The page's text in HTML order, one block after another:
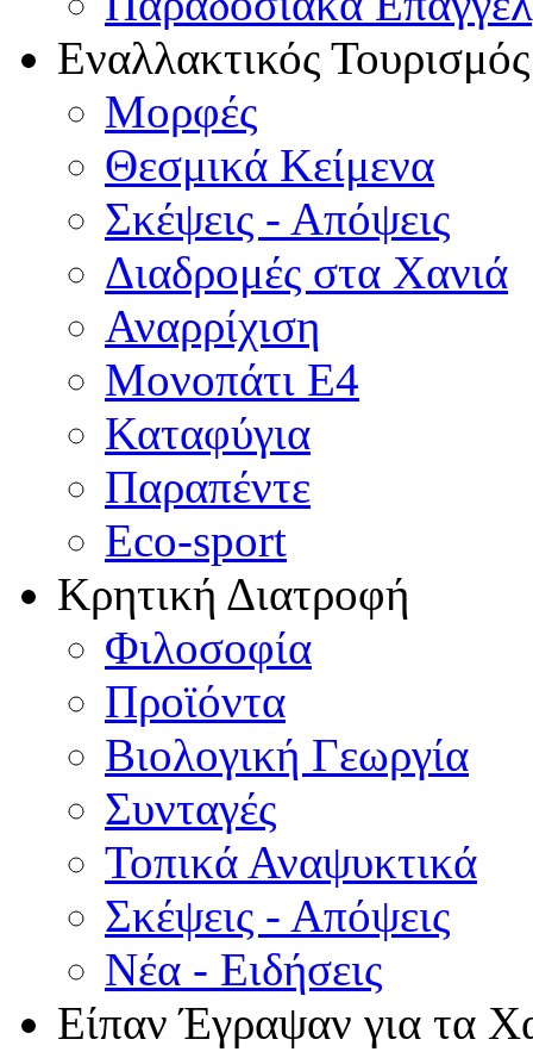
Εναλλακτικός Τουρισμός
Μορφές
Θεσμικά Κείμενα
Σκέψεις - Απόψεις
Διαδρομές στα Χανιά
Αναρρίχιση
Μονοπάτι Ε4
Καταφύγια
Παραπέντε
Eco-sport
Κρητική Διατροφή
Φιλοσοφία
Προϊόντα
Βιολογική Γεωργία
Συνταγές
Τοπικά Αναψυκτικά
Σκέψεις - Απόψεις
Νέα - Ειδήσεις
Είπαν Έγραψαν για τα